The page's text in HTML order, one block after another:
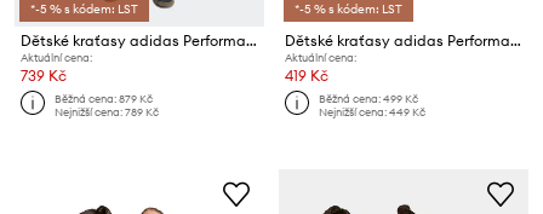
*-5 % s kódem: LST
Dětské kraťasy adidas Performance
Aktuální cena:
739 Kč
Běžná cena:879 Kč
Nejnižší cena:789 Kč
*-5 % s kódem: LST
Dětské kraťasy adidas Performance FORTORE23 SHO Y
Aktuální cena:
419 Kč
Běžná cena:499 Kč
Nejnižší cena:449 Kč